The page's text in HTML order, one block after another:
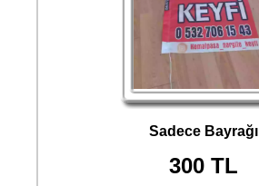
Sadece Bayrağı
300 TL